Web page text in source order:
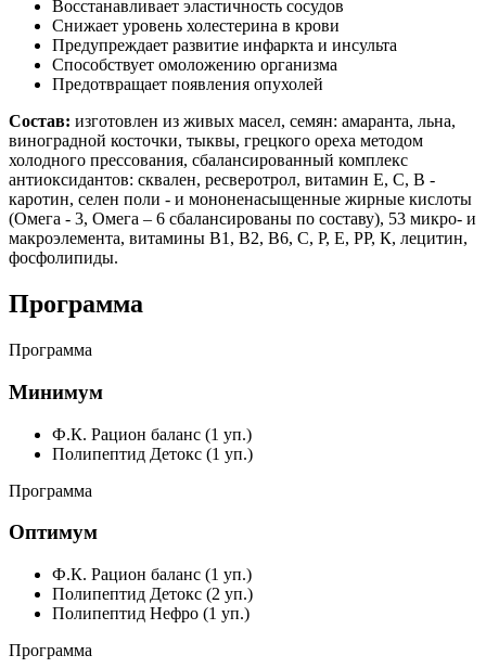
Восстанавливает эластичность сосудов
Снижает уровень холестерина в крови
Предупреждает развитие инфаркта и инсульта
Способствует омоложению организма
Предотвращает появления опухолей
Состав: изготовлен из живых масел, семян: амаранта, льна,
виноградной косточки, тыквы, грецкого ореха методом
холодного прессования, сбалансированный комплекс
антиоксидантов: сквален, ресверотрол, витамин Е, С, В -
каротин, селен поли - и мононенасыщенные жирные кислоты
(Омега - 3, Омега – 6 сбалансированы по составу), 53 микро- и
макроэлемента, витамины В1, В2, В6, С, Р, Е, РР, К, лецитин,
фосфолипиды.
Программа
Программа
Минимум
Ф.К. Рацион баланс (1 уп.)
Полипептид Детокс (1 уп.)
Программа
Оптимум
Ф.К. Рацион баланс (1 уп.)
Полипептид Детокс (2 уп.)
Полипептид Нефро (1 уп.)
Программа